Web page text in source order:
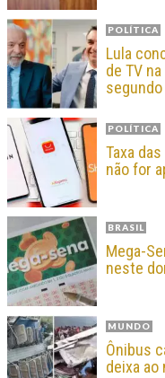
POLÍTICA
Lula
de TV
segundo
POLÍTICA
Taxa
não for
BRASIL
Mega-
neste
MUNDO
Ônibus
deixa